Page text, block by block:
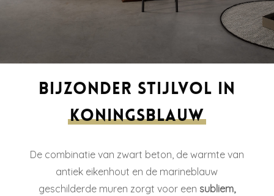
Bijzonder stijlvol in
koningsblauw
De combinatie van zwart beton, de warmte van
antiek eikenhout en de marineblauw
geschilderde muren zorgt voor een subliem,